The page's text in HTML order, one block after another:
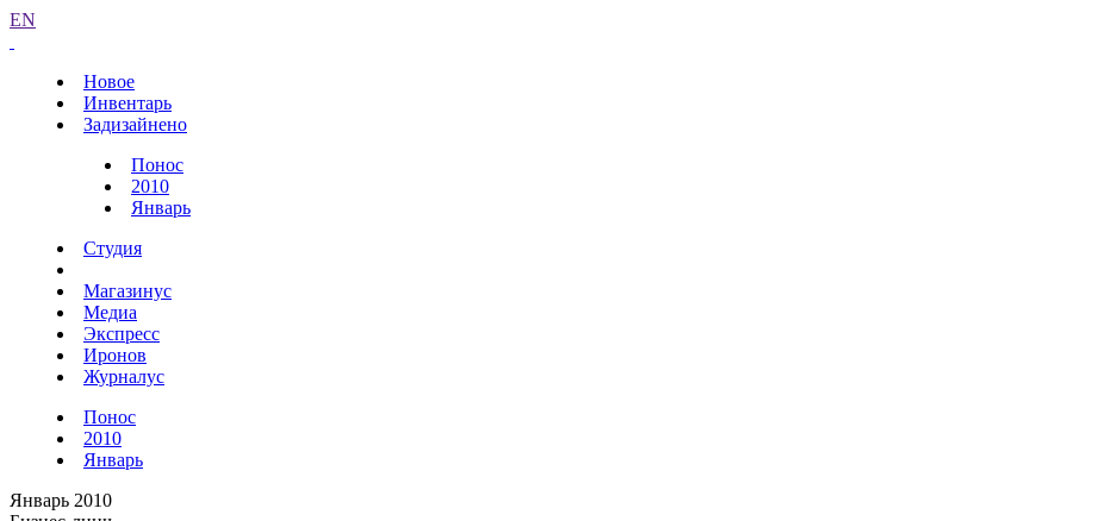
EN
Новое
Инвентарь
Задизайнено
Понос
2010
Январь
Студия
Магазинус
Медиа
Экспресс
Иронов
Журналус
Понос
2010
Январь
Январь 2010